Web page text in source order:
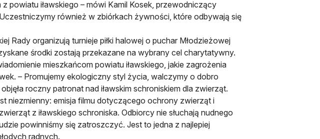
powiatu iławskiego – mówi Kamil Kosek, przewodniczący
również w zbiórkach żywności, które odbywają się
Rady organizują turnieje piłki halowej o puchar Młodzieżowej
środki zostają przekazane na wybrany cel charytatywny.
mieszkańcom powiatu iławskiego, jakie zagrożenia
– Promujemy ekologiczny styl życia, walczymy o dobro
roczny patronat nad iławskim schroniskiem dla zwierząt.
niezmienny: emisja filmu dotyczącego ochrony zwierząt i
z iławskiego schroniska. Odbiorcy nie słuchają nudnego
powinniśmy się zatroszczyć. Jest to jedna z najlepiej
radnych.